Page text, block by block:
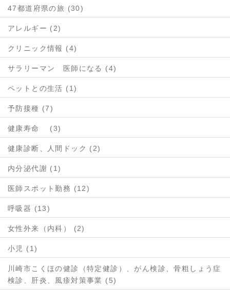
47都道府県の旅 (30)
アレルギー (2)
クリニック情報 (4)
サラリーマン 医師になる (4)
ペットとの生活 (1)
予防接種 (7)
健康寿命 (3)
健康診断、人間ドック (2)
内分泌代謝 (1)
医師スポット勤務 (12)
呼吸器 (13)
女性外来（内科） (2)
小児 (1)
川崎市こくほの健診（特定健診）、がん検診、骨粗しょう症
検診、肝炎、風疹対策事業 (5)